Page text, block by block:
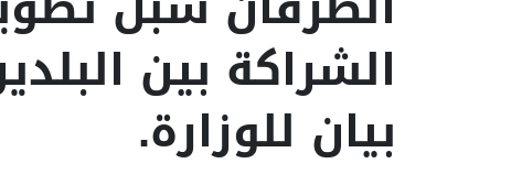
الشراكة بين
بيان للوزارة.